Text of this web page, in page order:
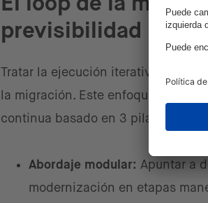
previsibilidad
Tratar la ejecución iterativa como
la migración. Este enfoque
continua basado en 3 pilares:
Abordaje modular: Apuntar a
modernización en etapas